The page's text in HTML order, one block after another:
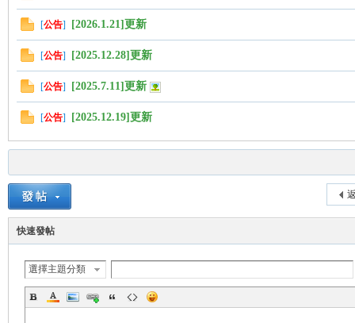
[公告] [2026.1.21]更新
[公告] [2025.12.28]更新
[公告] [2025.7.11]更新
[公告] [2025.12.19]更新
快速發帖
選擇主題分類